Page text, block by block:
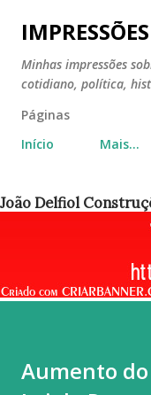
Minhas impressões
cotidiano, política,
Páginas
Início
Mais…
João Delfiol
Aumento